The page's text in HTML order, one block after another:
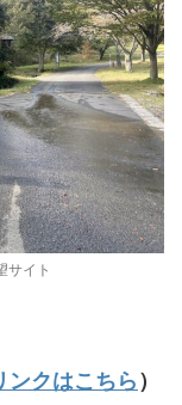
サイト
ンクはこちら）